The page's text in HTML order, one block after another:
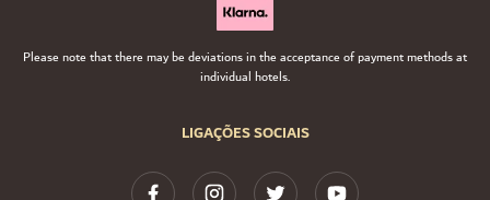
LIGAÇÕES SOCIAIS
Please note that there may be deviations in the acceptance of payment methods at
individual hotels.